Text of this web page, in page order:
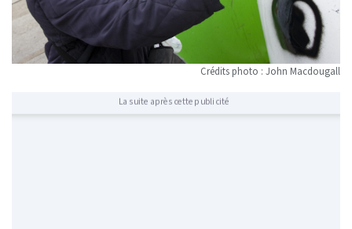
Crédits photo : John Macdougall
La suite après cette publicité